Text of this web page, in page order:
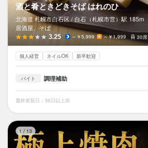
酒と肴ときどきそば はれのひ
北海道 札幌市白石区 / 白石（札幌市営）駅 185m
居酒屋、そば
3.25 ～￥5,999 ～￥1,999 30席
個人経営 ネイルOK 新卒歓迎
バイト 調理補助
最終更新日：30日以上前
1 / 13